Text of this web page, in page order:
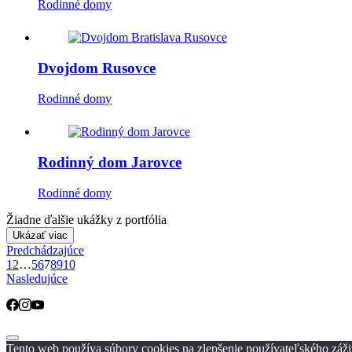
Rodinné domy
Dvojdom Rusovce
Rodinné domy
Rodinný dom Jarovce
Rodinné domy
Žiadne ďalšie ukážky z portfólia
Ukázať viac
Predchádzajúce
1 2…5678910
Nasledujúce
Tento web používa súbory cookies na zlepšenie používateľského